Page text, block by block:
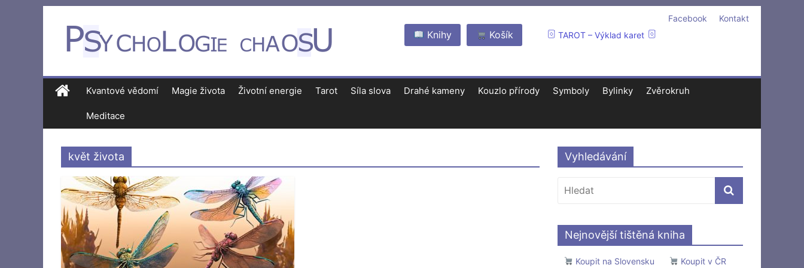
Kontakt
Facebook
TAROT – Výklad karet
Košík
Knihy
Kvantové vědomí Magie života Životní energie Tarot Síla slova Drahé kameny Kouzlo přírody Symboly Bylinky Zvěrokruh
Meditace
květ života Vyhledávání
Nejnovější tištěná kniha
Koupit na Slovensku Koupit v ČR